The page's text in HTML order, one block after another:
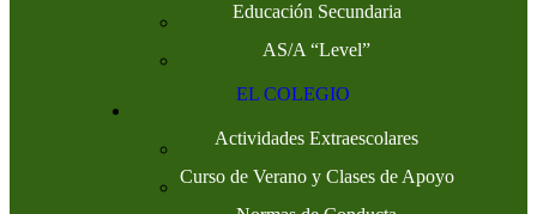
Educación Secundaria
AS/A “Level”
EL COLEGIO
Actividades Extraescolares
Curso de Verano y Clases de Apoyo